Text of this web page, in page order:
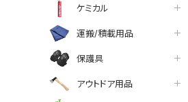
ケミカル
運搬/積載用品
保護具
アウトドア用品